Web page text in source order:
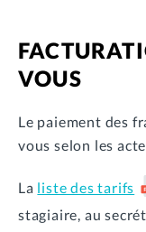
VOUS
Le paiement des
vous selon les
La liste des tarifs
stagiaire, au